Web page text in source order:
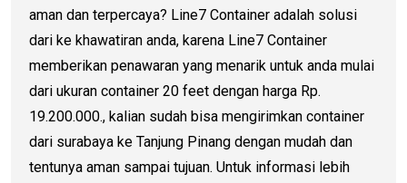
aman dan terpercaya? Line7 Container adalah solusi
dari ke khawatiran anda, karena Line7 Container
memberikan penawaran yang menarik untuk anda mulai
dari ukuran container 20 feet dengan harga Rp.
19.200.000., kalian sudah bisa mengirimkan container
dari surabaya ke Tanjung Pinang dengan mudah dan
tentunya aman sampai tujuan. Untuk informasi lebih